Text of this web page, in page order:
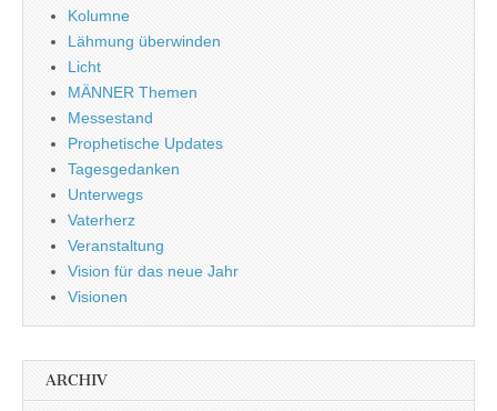
Kolumne
Lähmung überwinden
Licht
MÄNNER Themen
Messestand
Prophetische Updates
Tagesgedanken
Unterwegs
Vaterherz
Veranstaltung
Vision für das neue Jahr
Visionen
ARCHIV